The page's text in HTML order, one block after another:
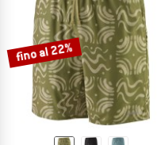
fino al 22%